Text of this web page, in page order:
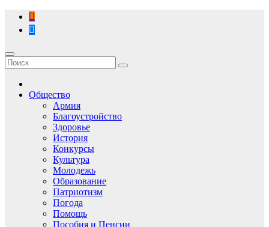
Перейти
содержимому
Общество
Армия
Благоустройство
Здоровье
История
Конкурсы
Культура
Молодежь
Образование
Патриотизм
Погода
Помощь
Пособия и Пенсии